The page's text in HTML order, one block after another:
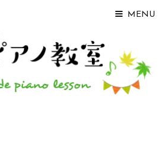
MENU